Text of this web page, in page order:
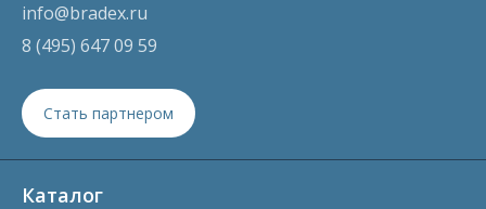
info@bradex.ru
8 (495) 647 09 59
Стать партнером
Каталог